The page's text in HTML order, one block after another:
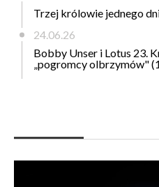
Trzej królowie jednego
24.06.26
Bobby Unser i Lotus 23.
„pogromcy olbrzymów"